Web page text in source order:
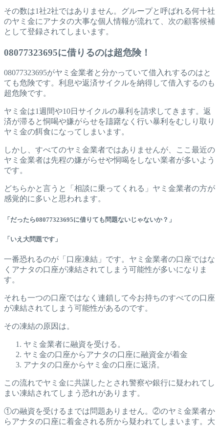
その数は1社2社ではありません。グループと呼ばれる何十社
のヤミ金にアナタの大事な個人情報が流れて、次の顧客候補
として登録されてしまいます。
08077323695に借りるのは超危険！
08077323695がヤミ金業者と分かっていて借入れするのはと
ても危険です。利息や返済サイクルを納得して借入するのも
超危険です。
ヤミ金は1週間や10日サイクルの暴利を請求してきます。返
済が滞ると恫喝や嫌がらせを躊躇なく行い暴利をむしり取り
ヤミ金の餌食になってしまいます。
しかし、すべてのヤミ金業者ではありませんが、ここ最近の
ヤミ金業者は先程の嫌がらせや恫喝をしない業者が多いよう
です。
どちらかと言うと「相談に乗ってくれる」ヤミ金業者の方が
感覚的に多いと思われます。
「だったら08077323695に借りても問題ないじゃないか？」
「いえ大問題です」
一番恐れるのが「口座凍結」です。ヤミ金業者の口座ではな
くアナタの口座が凍結されてしまう可能性が多いになりま
す。
それも一つの口座ではなく連鎖して今お持ちのすべての口座
が凍結されてしまう可能性があるのです。
その凍結の原因は。
ヤミ金業者に融資を受ける。
ヤミ金の口座からアナタの口座に融資金が着金
アナタの口座からヤミ金の口座に返済。
この流れでヤミ金に共謀したとされ警察や銀行に疑われてし
まい凍結されてしまう恐れがあります。
①の融資を受けるまでは問題ありません。②のヤミ金業者か
らアナタの口座に着金される所から疑われてしまいます。大